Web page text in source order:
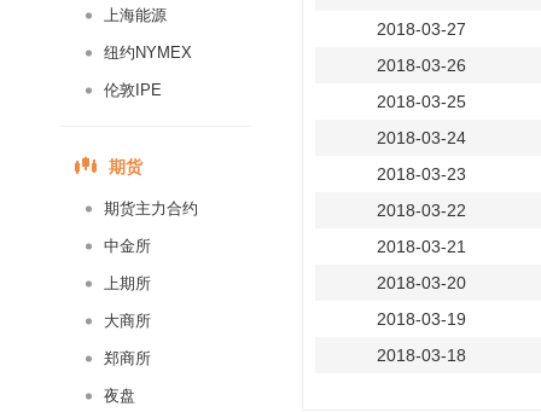
上海能源
纽约NYMEX
伦敦IPE
期货
期货主力合约
中金所
上期所
大商所
郑商所
夜盘
2018-03-27
2018-03-26
2018-03-25
2018-03-24
2018-03-23
2018-03-22
2018-03-21
2018-03-20
2018-03-19
2018-03-18